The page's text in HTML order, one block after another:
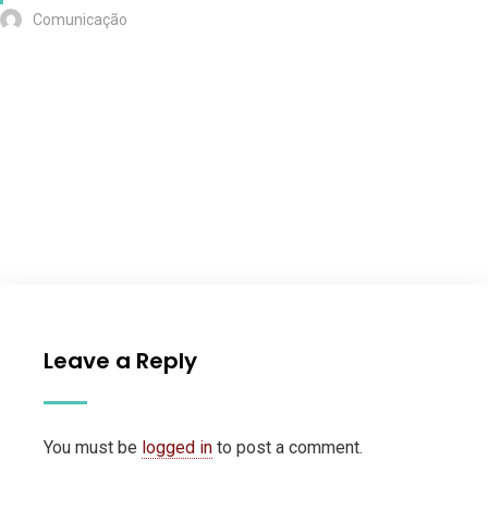
Comunicação
Leave a Reply
You must be logged in to post a comment.